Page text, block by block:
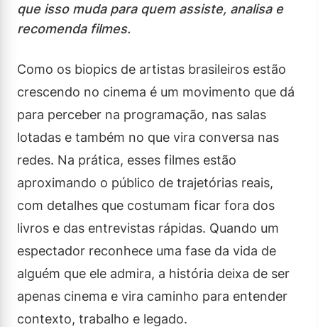
que isso muda para quem assiste, analisa e
recomenda filmes.
Como os biopics de artistas brasileiros estão
crescendo no cinema é um movimento que dá
para perceber na programação, nas salas
lotadas e também no que vira conversa nas
redes. Na prática, esses filmes estão
aproximando o público de trajetórias reais,
com detalhes que costumam ficar fora dos
livros e das entrevistas rápidas. Quando um
espectador reconhece uma fase da vida de
alguém que ele admira, a história deixa de ser
apenas cinema e vira caminho para entender
contexto, trabalho e legado.